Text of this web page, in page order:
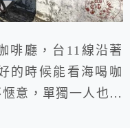
啡廳，台11線沿著
的時候能看海喝咖
意，單獨一人也不